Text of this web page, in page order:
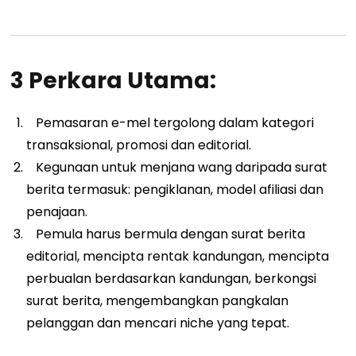
3 Perkara Utama:
Pemasaran e-mel tergolong dalam kategori
transaksional, promosi dan editorial.
Kegunaan untuk menjana wang daripada surat
berita termasuk: pengiklanan, model afiliasi dan
penajaan.
Pemula harus bermula dengan surat berita
editorial, mencipta rentak kandungan, mencipta
perbualan berdasarkan kandungan, berkongsi
surat berita, mengembangkan pangkalan
pelanggan dan mencari niche yang tepat.